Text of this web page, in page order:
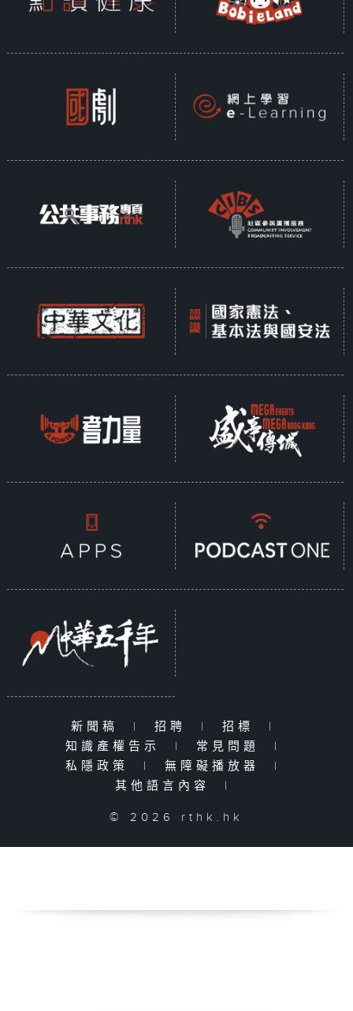
新聞稿 | 招聘 | 招標
|
知識產權告示
| 常見問題
|
私隱政策
| 無障礙播放器
|
其他語言內容
|
© 2026 rthk.hk